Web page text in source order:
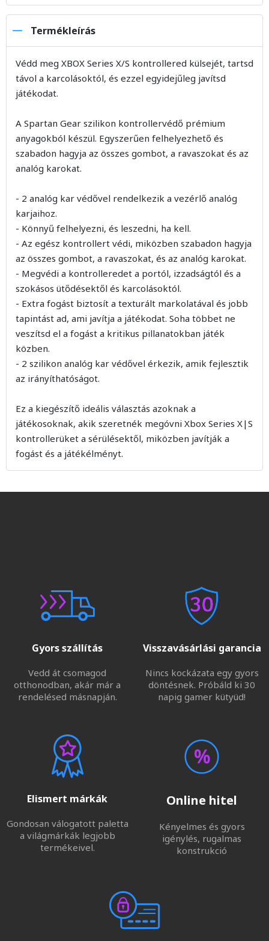
Termékleírás
Védd meg XBOX Series X/S kontrollered külsejét, tartsd
távol a karcolásoktól, és ezzel egyidejűleg javítsd
játékodat.
A Spartan Gear szilikon kontrollervédő prémium
anyagokból készül. Egyszerűen felhelyezhető és
szabadon hagyja az összes gombot, a ravaszokat és az
analóg karokat.
- 2 analóg kar védővel rendelkezik a vezérlő analóg
karjaihoz.
- Könnyű felhelyezni, és leszedni, ha kell.
- Az egész kontrollert védi, miközben szabadon hagyja
az összes gombot, a ravaszokat, és az analóg karokat.
- Megvédi a kontrolleredet a portól, izzadságtól és a
szokásos ütődésektől és karcolásoktól.
- Extra fogást biztosít a texturált markolatával és jobb
tapintást ad, ami javítja a játékodat. Soha többet ne
veszítsd el a fogást a kritikus pillanatokban játék
közben.
- 2 szilikon analóg kar védővel érkezik, amik fejlesztik
az irányíthatóságot.
Ez a kiegészítő ideális választás azoknak a
játékosoknak, akik szeretnék megóvni Xbox Series X|S
kontrollerüket a sérülésektől, miközben javítják a
fogást és a játékélményt.
Gyors szállítás
Vedd át csomagod
otthonodban, akár már a
rendelésed másnapján.
Visszavásárlási garancia
Nincs kockázata egy gyors
döntésnek. Próbáld ki 30
napig gamer kütyüd!
Elismert márkák
Gondosan válogatott paletta
a világmárkák legjobb
termékeivel.
Online hitel
Kényelmes és gyors
igénylés, rugalmas
konstrukció